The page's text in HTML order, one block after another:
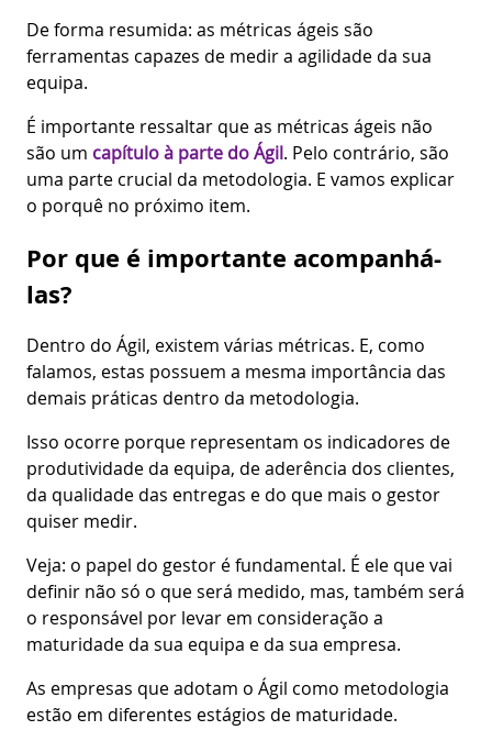
De forma resumida: as métricas ágeis são
ferramentas capazes de medir a agilidade da sua
equipa.
É importante ressaltar que as métricas ágeis não
são um capítulo à parte do Ágil. Pelo contrário, são
uma parte crucial da metodologia. E vamos explicar
o porquê no próximo item.
Por que é importante acompanhá-
las?
Dentro do Ágil, existem várias métricas. E, como
falamos, estas possuem a mesma importância das
demais práticas dentro da metodologia.
Isso ocorre porque representam os indicadores de
produtividade da equipa, de aderência dos clientes,
da qualidade das entregas e do que mais o gestor
quiser medir.
Veja: o papel do gestor é fundamental. É ele que vai
definir não só o que será medido, mas, também será
o responsável por levar em consideração a
maturidade da sua equipa e da sua empresa.
As empresas que adotam o Ágil como metodologia
estão em diferentes estágios de maturidade.